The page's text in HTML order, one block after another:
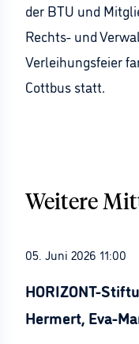
der BTU und
Rechts- und
Verleihungsfeier
Cottbus statt.
Weitere
05. Juni 2026 11:00
HORIZONT-
Hermert, Eva-